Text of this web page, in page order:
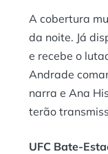
A cobertura
da noite. Já
e recebe o
Andrade
narra e Ana
terão
UFC Bate-